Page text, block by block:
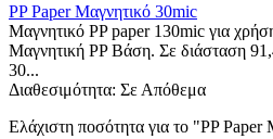
PP Paper Μαγνητικό 30mic
Μαγνητικό PP paper 130mic για
Μαγνητική PP Βάση. Σε διάσταση
30...
Διαθεσιμότητα: Σε Απόθεμα
Ελάχιστη ποσότητα για το "PP Paper